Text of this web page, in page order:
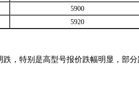
5900
5920
，特别是高型号报价跌幅明显，部分